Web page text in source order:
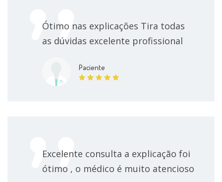
Ótimo nas explicações Tira todas
as dúvidas excelente profissional
Paciente
Excelente consulta a explicação foi
ótimo , o médico é muito atencioso